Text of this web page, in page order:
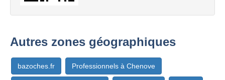
Autres zones géographiques
bazoches.fr Professionnels à Chenove